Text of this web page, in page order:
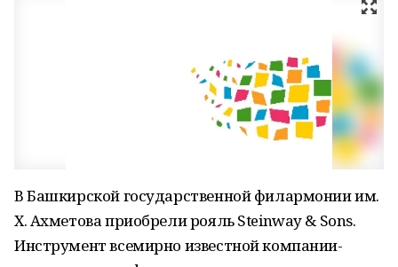
В Башкирской государственной филармонии им.
Х. Ахметова приобрели рояль Steinway & Sons.
Инструмент всемирно известной компании-